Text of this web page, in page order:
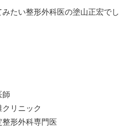
たい整形外科医の塗山正宏でし
師
リニック
整形外科専門医